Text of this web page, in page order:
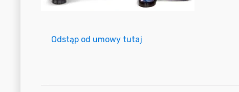
Odstąp od umowy tutaj